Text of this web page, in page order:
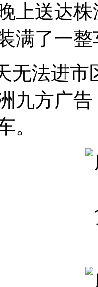
上送达
满了一整
无法进市
九方广
。